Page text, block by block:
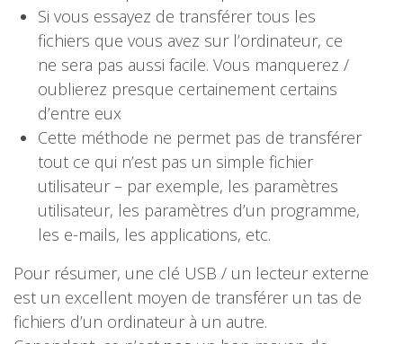
Si vous essayez de transférer tous les
fichiers que vous avez sur l’ordinateur, ce
ne sera pas aussi facile. Vous manquerez /
oublierez presque certainement certains
d’entre eux
Cette méthode ne permet pas de transférer
tout ce qui n’est pas un simple fichier
utilisateur – par exemple, les paramètres
utilisateur, les paramètres d’un programme,
les e-mails, les applications, etc.
Pour résumer, une clé USB / un lecteur externe
est un excellent moyen de transférer un tas de
fichiers d’un ordinateur à un autre.